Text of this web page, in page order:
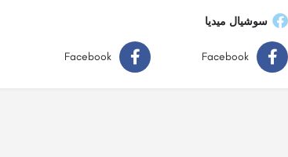
سوشيال ميديا
Facebook
Facebook